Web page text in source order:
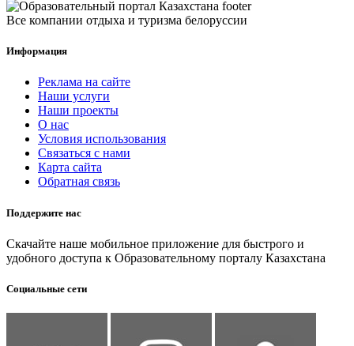
Все компании отдыха и туризма белоруссии
Информация
Реклама на сайте
Наши услуги
Наши проекты
О нас
Условия использования
Связаться с нами
Карта сайта
Обратная связь
Поддержите нас
Скачайте наше мобильное приложение для быстрого и
удобного доступа к Образовательному порталу Казахстана
Социальные сети